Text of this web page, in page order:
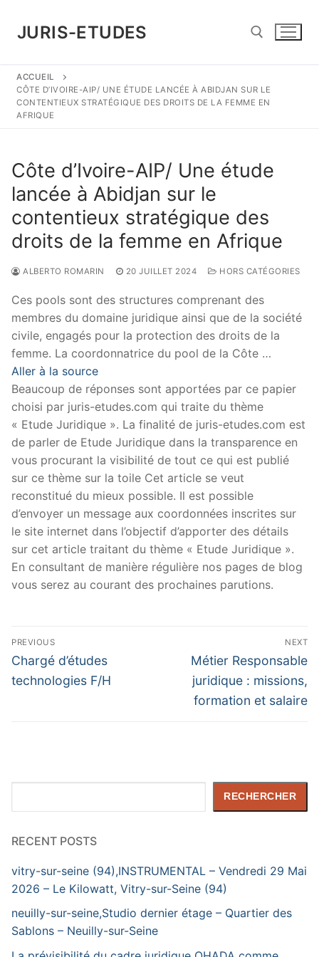
contenu
JURIS-ETUDES
Rechercher :
ACCUEIL
CÔTE D’IVOIRE-AIP/ UNE ÉTUDE LANCÉE À ABIDJAN SUR LE
CONTENTIEUX STRATÉGIQUE DES DROITS DE LA FEMME EN
AFRIQUE
Côte d’Ivoire-AIP/ Une étude
lancée à Abidjan sur le
contentieux stratégique des
droits de la femme en Afrique
ALBERTO ROMARIN 20 JUILLET 2024 HORS CATÉGORIES
Ces pools sont des structures comprenant des
membres du domaine juridique ainsi que de la société
civile, engagés pour la protection des droits de la
femme. La coordonnatrice du pool de la Côte …
Aller à la source
Beaucoup de réponses sont apportées par ce papier
choisi par juris-etudes.com qui traite du thème
« Etude Juridique ». La finalité de juris-etudes.com est
de parler de Etude Juridique dans la transparence en
vous procurant la visibilité de tout ce qui est publié
sur ce thème sur la toile Cet article se veut
reconstitué du mieux possible. Il est possible
d’envoyer un message aux coordonnées inscrites sur
le site internet dans l’objectif d’apporter des détails
sur cet article traitant du thème « Etude Juridique ».
En consultant de manière régulière nos pages de blog
vous serez au courant des prochaines parutions.
Navigation
de
l’article
PREVIOUS
Previous
post:
Chargé d’études
technologies F/H
NEXT
Next
post:
Métier Responsable
juridique : missions,
formation et salaire
RECHERCHER
RECENT POSTS
vitry-sur-seine (94),INSTRUMENTAL – Vendredi 29 Mai
2026 – Le Kilowatt, Vitry-sur-Seine (94)
neuilly-sur-seine,Studio dernier étage – Quartier des
Sablons – Neuilly-sur-Seine